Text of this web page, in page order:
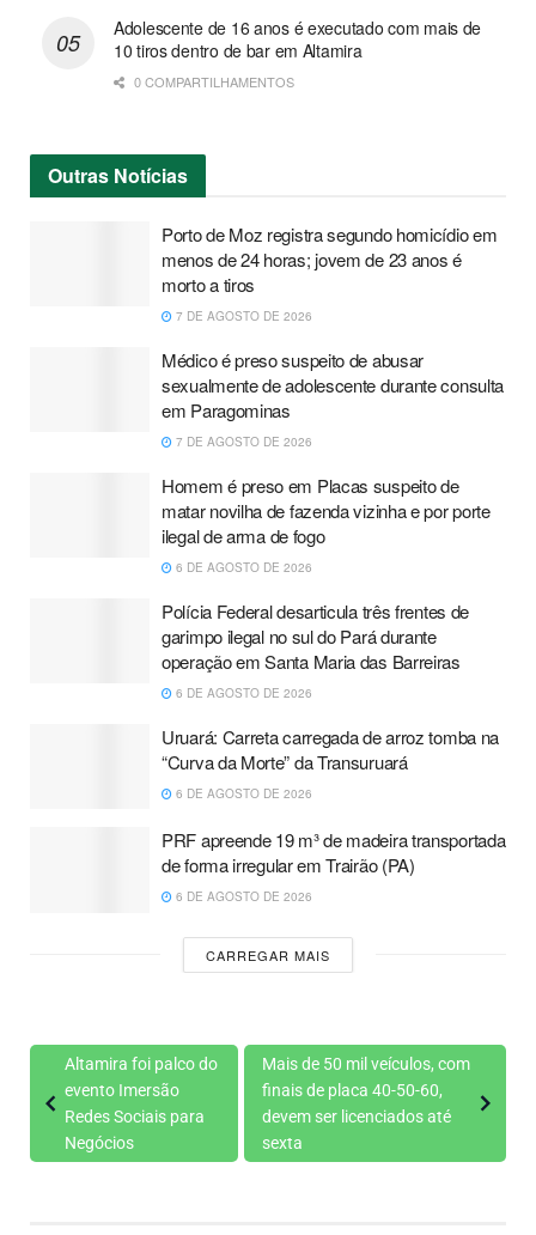
Adolescente de 16 anos é executado com mais de
10 tiros dentro de bar em Altamira
0 COMPARTILHAMENTOS
Outras Notícias
Porto de Moz registra segundo homicídio em
menos de 24 horas; jovem de 23 anos é
morto a tiros
7 DE AGOSTO DE 2026
Médico é preso suspeito de abusar
sexualmente de adolescente durante consulta
em Paragominas
7 DE AGOSTO DE 2026
Homem é preso em Placas suspeito de
matar novilha de fazenda vizinha e por porte
ilegal de arma de fogo
6 DE AGOSTO DE 2026
Polícia Federal desarticula três frentes de
garimpo ilegal no sul do Pará durante
operação em Santa Maria das Barreiras
6 DE AGOSTO DE 2026
Uruará: Carreta carregada de arroz tomba na
“Curva da Morte” da Transuruará
6 DE AGOSTO DE 2026
PRF apreende 19 m³ de madeira transportada
de forma irregular em Trairão (PA)
6 DE AGOSTO DE 2026
CARREGAR MAIS
Altamira foi palco do
evento Imersão
Redes Sociais para
Negócios
Mais de 50 mil veículos, com
finais de placa 40-50-60,
devem ser licenciados até
sexta